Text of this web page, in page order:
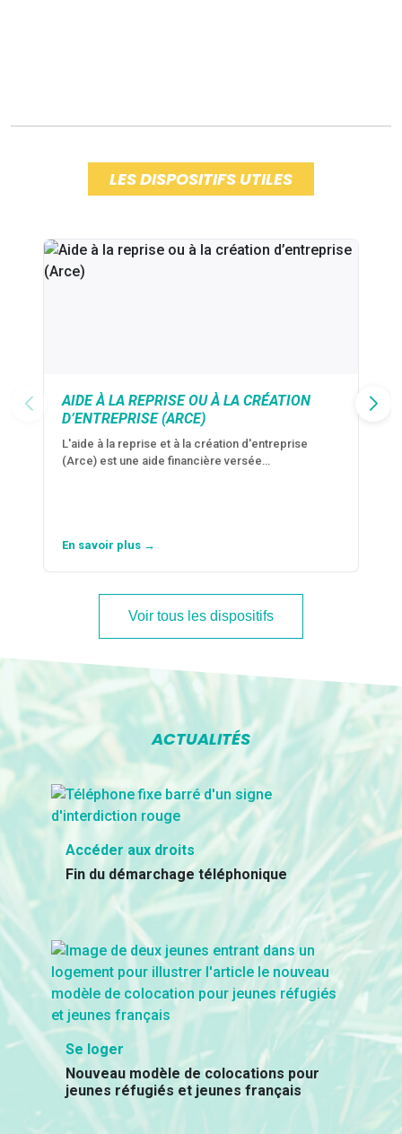
LES DISPOSITIFS UTILES
AIDE À LA REPRISE OU À LA CRÉATION
D’ENTREPRISE (ARCE)
L'aide à la reprise et à la création d'entreprise
(Arce) est une aide financière versée…
En savoir plus →
Voir tous les dispositifs
ACTUALITÉS
Accéder aux droits
Fin du démarchage téléphonique
Se loger
Nouveau modèle de colocations pour
jeunes réfugiés et jeunes français